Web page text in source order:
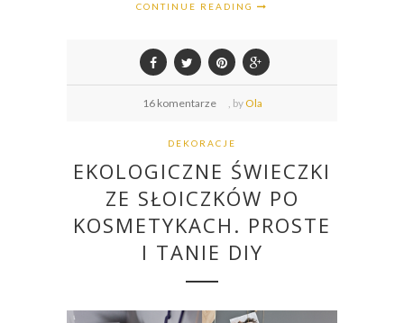
CONTINUE READING
16 komentarze , by Ola
DEKORACJE
EKOLOGICZNE ŚWIECZKI
ZE SŁOICZKÓW PO
KOSMETYKACH. PROSTE
I TANIE DIY